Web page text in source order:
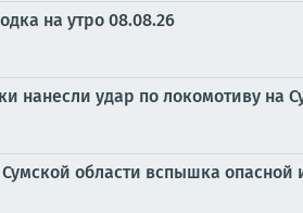
на утро 08.08.26
нанесли удар по локомотиву
области вспышка опасной